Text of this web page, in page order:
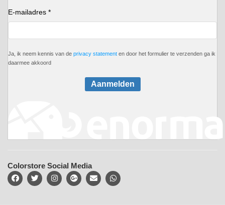
E-mailadres *
Ja, ik neem kennis van de privacy statement en door het formulier te verzenden ga ik
daarmee akkoord
Aanmelden
Colorstore Social Media